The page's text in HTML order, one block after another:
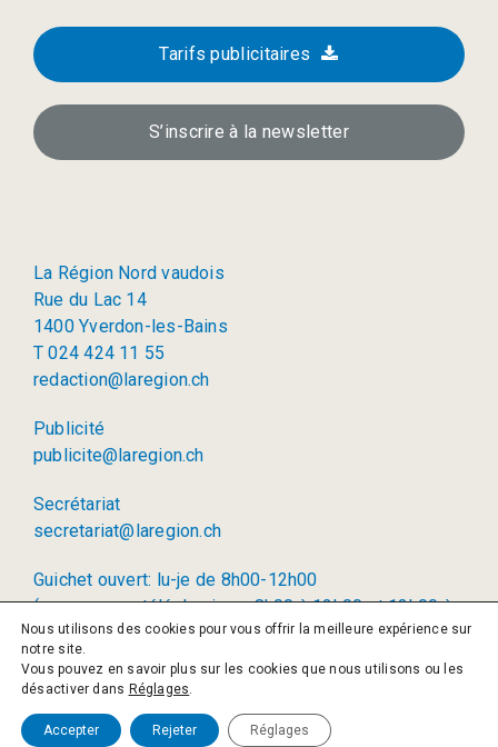
Tarifs publicitaires
S’inscrire à la newsletter
La Région Nord vaudois
Rue du Lac 14
1400 Yverdon-les-Bains
T 024 424 11 55
redaction@laregion.ch
Publicité
publicite@laregion.ch
Secrétariat
secretariat@laregion.ch
Guichet ouvert: lu-je de 8h00-12h00
(permanence téléphonique: 8h00 à 12h00 et 13h00 à
17h00)
© 2026 La Région SA
Nous utilisons des cookies pour vous offrir la meilleure expérience sur
notre site.
Vous pouvez en savoir plus sur les cookies que nous utilisons ou les
désactiver dans Réglages.
Accepter Rejeter Réglages